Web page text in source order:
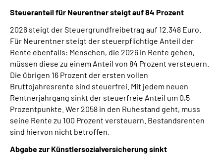
Steueranteil für Neurentner steigt auf 84 Prozent
2026 steigt der Steuergrundfreibetrag auf 12.348 Euro.
Für Neurentner steigt der steuerpflichtige Anteil der
Rente ebenfalls: Menschen, die 2026 in Rente gehen,
müssen diese zu einem Anteil von 84 Prozent versteuern.
Die übrigen 16 Prozent der ersten vollen
Bruttojahresrente sind steuerfrei. Mit jedem neuen
Rentnerjahrgang sinkt der steuerfreie Anteil um 0,5
Prozentpunkte. Wer 2058 in den Ruhestand geht, muss
seine Rente zu 100 Prozent versteuern. Bestandsrenten
sind hiervon nicht betroffen.
Abgabe zur Künstlersozialversicherung sinkt